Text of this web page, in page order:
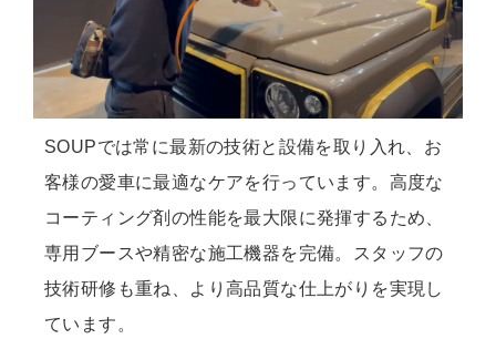
SOUPでは常に最新の技術と設備を取り入れ、お
客様の愛車に最適なケアを行っています。高度な
コーティング剤の性能を最大限に発揮するため、
専用ブースや精密な施工機器を完備。スタッフの
技術研修も重ね、より高品質な仕上がりを実現し
ています。